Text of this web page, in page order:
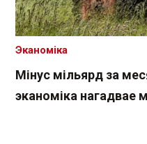
Мінус мільярд за
эканоміка нагадвае
Эканоміка